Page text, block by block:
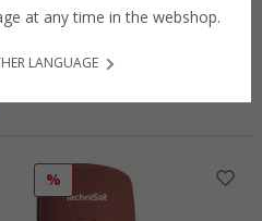
13,50€
Lieferbar
%
at any time in the webshop.
LANGUAGE